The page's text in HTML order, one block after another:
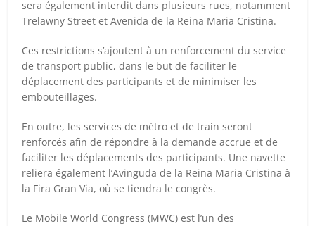
sera également interdit dans plusieurs rues, notamment
Trelawny Street et Avenida de la Reina Maria Cristina.
Ces restrictions s’ajoutent à un renforcement du service
de transport public, dans le but de faciliter le
déplacement des participants et de minimiser les
embouteillages.
En outre, les services de métro et de train seront
renforcés afin de répondre à la demande accrue et de
faciliter les déplacements des participants. Une navette
reliera également l’Avinguda de la Reina Maria Cristina à
la Fira Gran Via, où se tiendra le congrès.
Le Mobile World Congress (MWC) est l’un des